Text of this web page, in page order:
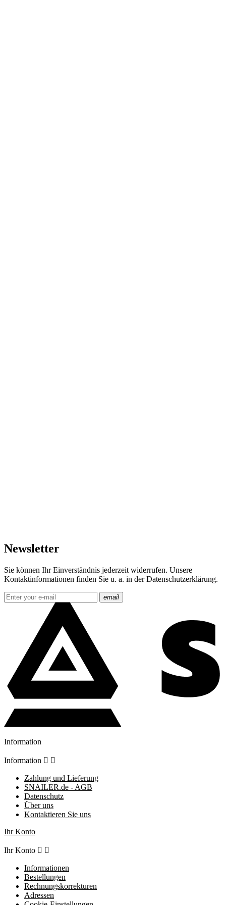
Newsletter
Sie können Ihr Einverständnis jederzeit widerrufen. Unsere
Kontaktinformationen finden Sie u. a. in der Datenschutzerklärung.
email
Information
Information  
Zahlung und Lieferung
SNAILER.de - AGB
Datenschutz
Über uns
Kontaktieren Sie uns
Ihr Konto
Ihr Konto  
Informationen
Bestellungen
Rechnungskorrekturen
Adressen